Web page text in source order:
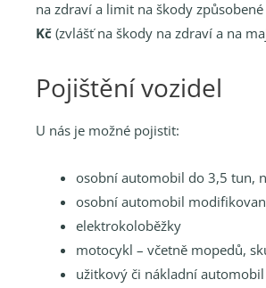
na zdraví a limit na škody
Kč (zvlášť na škody na zdraví a na
Pojištění vozidel
U nás je možné pojistit:
osobní automobil do 3,5 tun,
osobní automobil
elektrokoloběžky
motocykl – včetně mopedů,
užitkový či nákladní automobil